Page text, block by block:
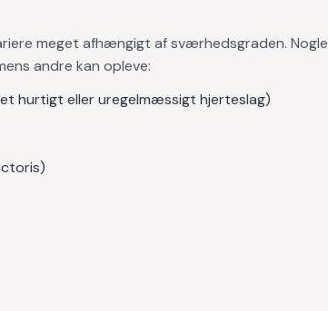
meget afhængigt af sværhedsgraden. Nogle
andre kan opleve:
hurtigt eller uregelmæssigt hjerteslag)